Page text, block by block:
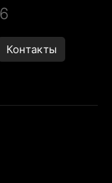
Контакты